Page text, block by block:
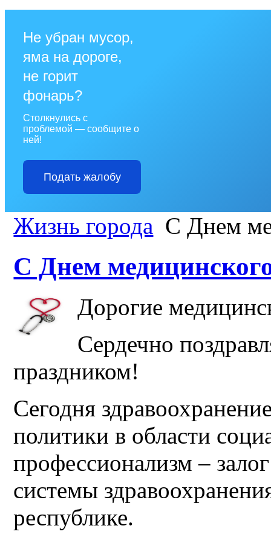
Не убран мусор,
яма на дороге,
не горит
фонарь?
Столкнулись с
проблемой — сообщите о
ней!
Подать жалобу
Жизнь города С Днем
С Днем
Дорогие
Сердечно
праздником!
Сегодня
политики в области
профессионализм –
системы
республике.